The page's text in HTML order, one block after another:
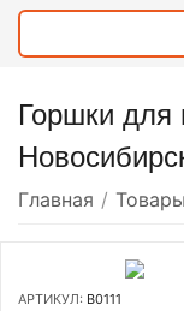
Горшки для
Главная /
АРТИКУЛ: В0111